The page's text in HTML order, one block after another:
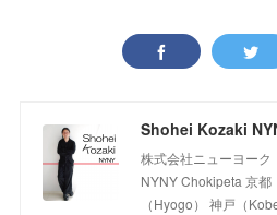
Shohei Kozaki
株式会社ニューヨー
NYNY Chokipeta 京都
（Hyogo） 神戸（